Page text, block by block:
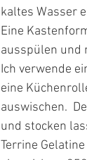
kaltes Wasser
Eine
ausspülen und
Ich verwende
eine
auswischen.
und stocken
Terrine